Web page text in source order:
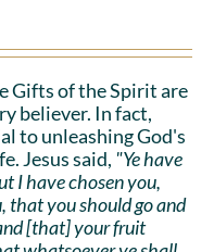
Gifts of the Spirit are
believer. In fact,
to unleashing God's
Jesus said, "Ye have
I have chosen you,
that you should go and
[that] your fruit